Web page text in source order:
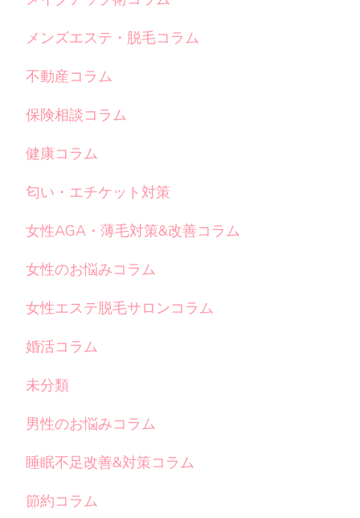
メンズエステ・脱毛コラム
不動産コラム
保険相談コラム
健康コラム
匂い・エチケット対策
女性AGA・薄毛対策&改善コラム
女性のお悩みコラム
女性エステ脱毛サロンコラム
婚活コラム
未分類
男性のお悩みコラム
睡眠不足改善&対策コラム
節約コラム